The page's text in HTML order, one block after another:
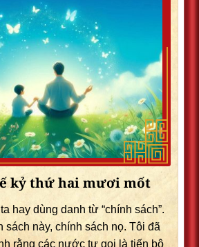
kỷ thứ hai mươi mốt
hay dùng danh từ “chính sách”.
sách này, chính sách nọ. Tôi đã
rằng các nước tự gọi là tiến bộ